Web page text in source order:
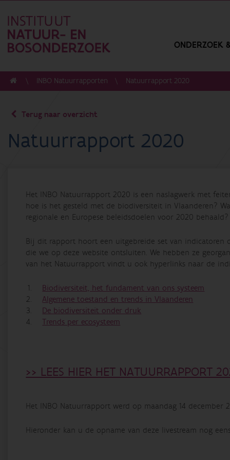
ONDERZOEK
INBO Natuurrapporten Natuurrapport 2020
Terug naar overzicht
Natuurrapport 2020
Het INBO Natuurrapport 2020 is een naslagwerk met
hoe is het gesteld met de biodiversiteit in Vlaanderen?
regionale en Europese beleidsdoelen voor 2020
Bij dit rapport hoort een uitgebreide set van
die we op deze website ontsluiten. We hebben ze
van het Natuurrapport vindt u ook hyperlinks naar de
Biodiversiteit, het fundament van ons systeem
Algemene toestand en trends in Vlaanderen
De biodiversiteit onder druk
Trends per ecosysteem
>> LEES HIER HET NATUURRAPPORT
Het INBO Natuurrapport werd op maandag 14
Hieronder kan u de opname van deze livestream nog